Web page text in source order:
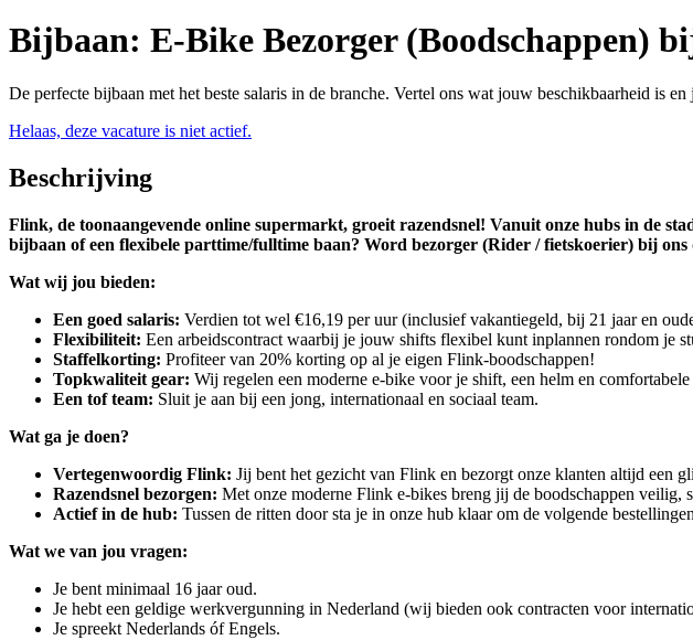
Bijbaan: E-Bike Bezorger (Boodschappen)
De perfecte bijbaan met het beste salaris in de branche. Vertel ons wat jouw beschikbaarheid is
Helaas, deze vacature is niet actief.
Beschrijving
Flink, de toonaangevende online supermarkt, groeit razendsnel! Vanuit onze hubs in de
bijbaan of een flexibele parttime/fulltime baan? Word bezorger (Rider / fietskoerier) bij ons
Wat wij jou bieden:
Een goed salaris: Verdien tot wel €16,19 per uur (inclusief vakantiegeld, bij 21 jaar en
Flexibiliteit: Een arbeidscontract waarbij je jouw shifts flexibel kunt inplannen rondom je
Staffelkorting: Profiteer van 20% korting op al je eigen Flink-boodschappen!
Topkwaliteit gear: Wij regelen een moderne e-bike voor je shift, een helm en
Een tof team: Sluit je aan bij een jong, internationaal en sociaal team.
Wat ga je doen?
Vertegenwoordig Flink: Jij bent het gezicht van Flink en bezorgt onze klanten altijd een
Razendsnel bezorgen: Met onze moderne Flink e-bikes breng jij de boodschappen veilig,
Actief in de hub: Tussen de ritten door sta je in onze hub klaar om de volgende
Wat we van jou vragen:
Je bent minimaal 16 jaar oud.
Je hebt een geldige werkvergunning in Nederland (wij bieden ook contracten voor
Je spreekt Nederlands óf Engels.